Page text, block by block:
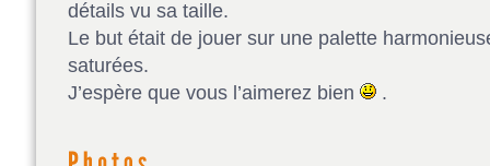
détails vu sa taille.
Le but était de jouer sur une palette
saturées.
J’espère que vous l’aimerez bien
.